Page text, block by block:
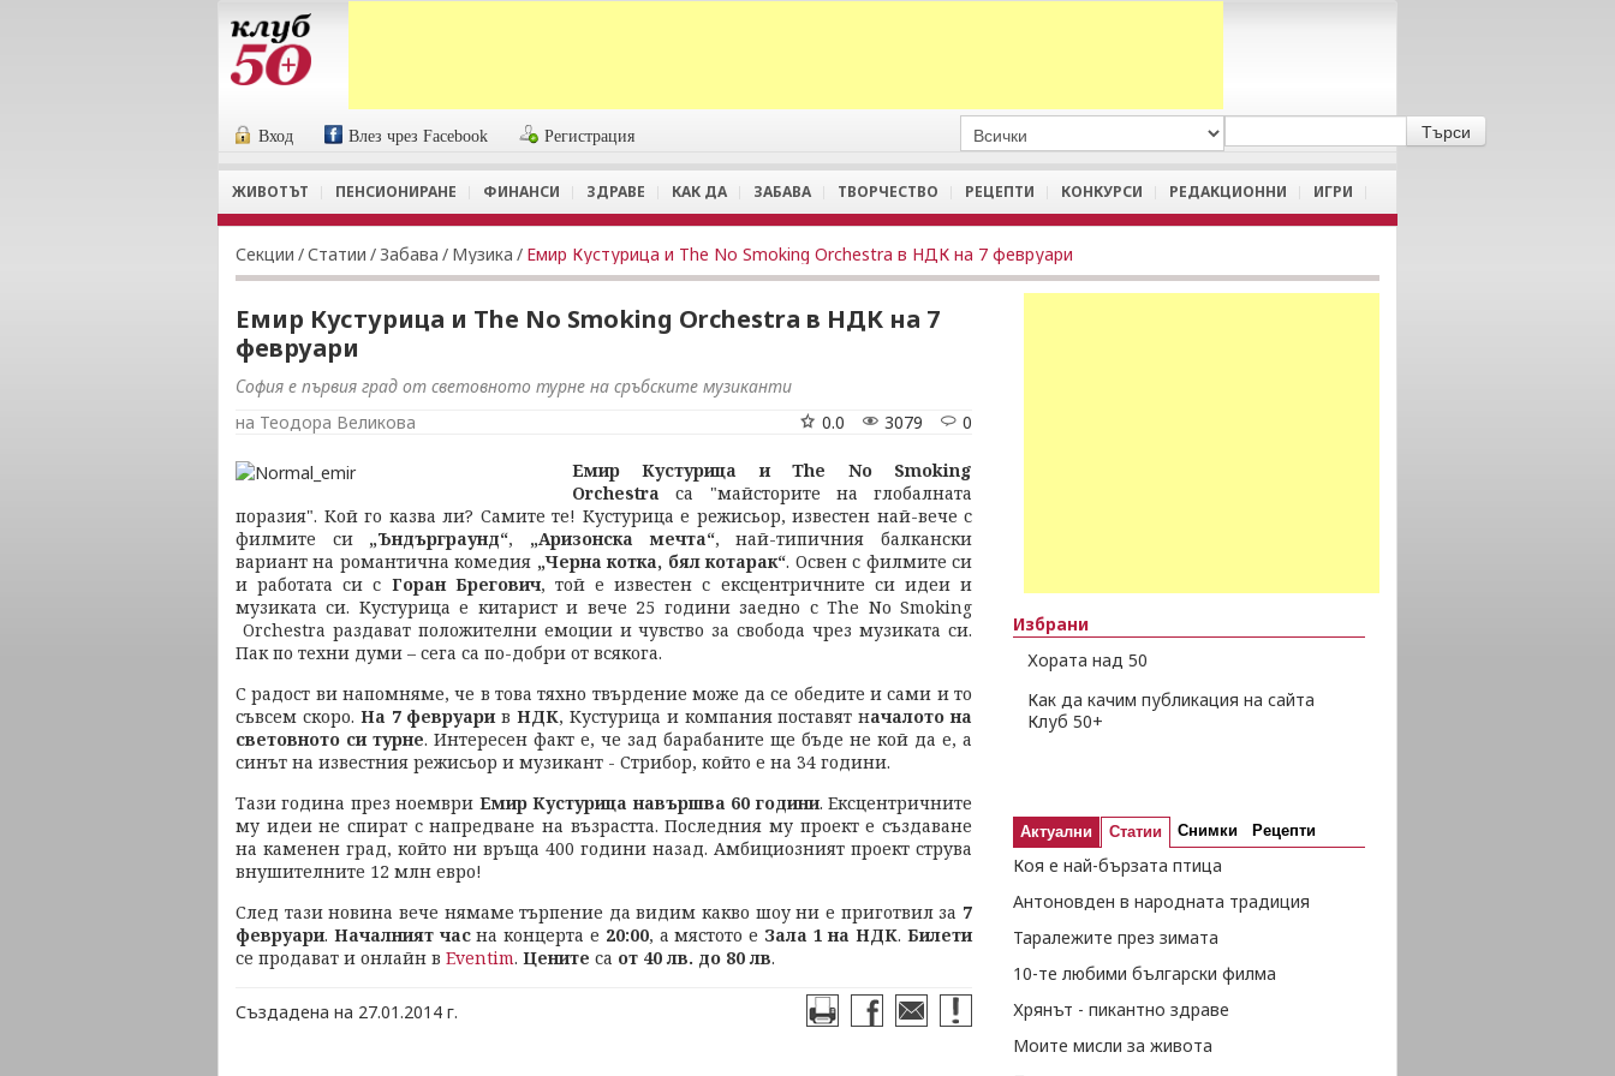
Вход Влез чрез Facebook Регистрация
ЖИВОТЪТ ПЕНСИОНИРАНЕ ФИНАНСИ ЗДРАВЕ КАК ДА ЗАБАВА ТВОРЧЕСТВО РЕЦЕПТИ КОНКУРСИ РЕДАКЦИОННИ ИГРИ
Секции /Статии / Забава / Музика / Емир Кустурица и The No Smoking Orchestra в НДК на 7 февруари
Емир Кустурица и The No Smoking Orchestra в НДК на 7
февруари
София е първия град от световното турне на сръбските музиканти
на Теодора Великова
0
3079
0.0
Емир Кустурица и The No Smoking
Orchestra са "майсторите на глобалната
поразия". Кой го казва ли? Самите те! Кустурица е режисьор, известен най-вече с
филмите си „Ъндърграунд“, „Аризонска мечта“, най-типичния балкански
вариант на романтична комедия „Черна котка, бял котарак“. Освен с филмите си
и работата си с Горан Брегович, той е известен с ексцентричните си идеи и
музиката си. Кустурица е китарист и вече 25 години заедно с The No Smoking
Orchestra раздават положителни емоции и чувство за свобода чрез музиката си.
Пак по техни думи – сега са по-добри от всякога.
С радост ви напомняме, че в това тяхно твърдение може да се обедите и сами и то
съвсем скоро. На 7 февруаривНДК, Кустурица и компания поставят началото на
световното си турне. Интересен факт е, че зад барабаните ще бъде не кой да е, а
синът на известния режисьор и музикант - Стрибор, който е на 34 години.
Тази година през ноември Емир Кустурица навършва 60 години. Ексцентричните
му идеи не спират с напредване на възрастта. Последния му проект е създаване
на каменен град, който ни връща 400 години назад. Амбициозният проект струва
внушителните 12 млн евро!
След тази новина вече нямаме търпение да видим какво шоу ни е приготвил за 7
февруари. Началният часна концерта е 20:00, а мястото е Зала 1 на НДК.Билети
се продават и онлайн в Eventim. Цените са от 40 лв. до 80 лв.
Създадена на 27.01.2014 г.
Избрани
Хората над 50
Как да качим публикация на сайта
Клуб 50+
Актуални Статии Снимки Рецепти
Коя е най-бързата птица
Антоновден в народната традиция
Таралежите през зимата
10-те любими български филма
Хрянът - пикантно здраве
Моите мисли за живота